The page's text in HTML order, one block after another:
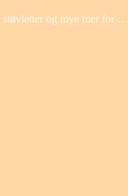
støvletter og mye mer for …